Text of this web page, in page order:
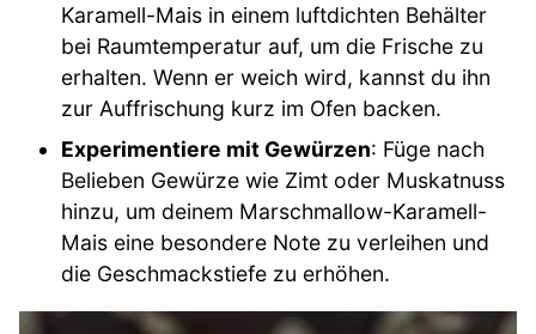
Karamell-Mais in einem luftdichten Behälter
bei Raumtemperatur auf, um die Frische zu
erhalten. Wenn er weich wird, kannst du ihn
zur Auffrischung kurz im Ofen backen.
Experimentiere mit Gewürzen: Füge nach
Belieben Gewürze wie Zimt oder Muskatnuss
hinzu, um deinem Marschmallow-Karamell-
Mais eine besondere Note zu verleihen und
die Geschmackstiefe zu erhöhen.